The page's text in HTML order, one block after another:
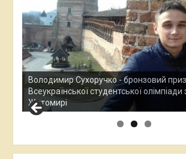
Остап Кардаш - бронзовий призер ІІ
Всеукраїнської студентської олімпади з
Житомирі